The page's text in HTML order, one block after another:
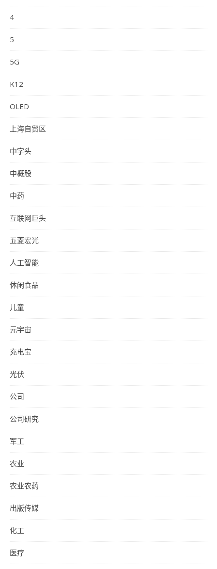
4
5
5G
K12
OLED
上海自贸区
中字头
中概股
中药
互联网巨头
五菱宏光
人工智能
休闲食品
儿童
元宇宙
充电宝
光伏
公司
公司研究
军工
农业
农业农药
出版传媒
化工
医疗